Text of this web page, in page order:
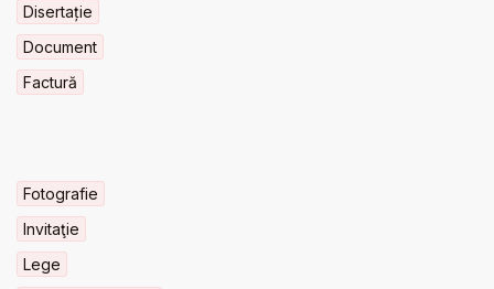
Disertație
Document
Factură
Fotografie
Invitaţie
Lege